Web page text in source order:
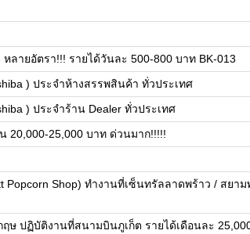
ายอัตรา!!! รายได้วันละ 500-800 บาท BK-013
) ประจำห้างสรรพสินค้า ทั่วประเทศ
) ประจำร้าน Dealer ทั่วประเทศ
20,000-25,000 บาท ด่วนมาก!!!!!
Shop) ทำงานที่เซ็นทรัลลาดพร้าว / สยาม
ษ ปฏิบัติงานที่สนามบินภูเก็ต รายได้เดือนละ